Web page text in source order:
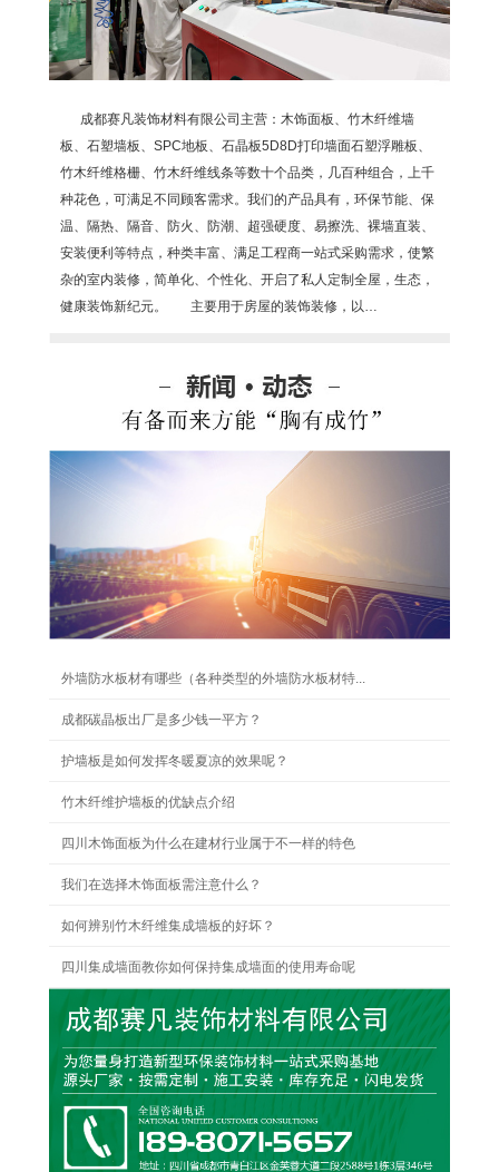
成都赛凡装饰材料有限公司主营：木饰面板、竹木纤维墙
板、石塑墙板、SPC地板、石晶板5D8D打印墙面石塑浮雕板、
竹木纤维格栅、竹木纤维线条等数十个品类，几百种组合，上千
种花色，可满足不同顾客需求。我们的产品具有，环保节能、保
温、隔热、隔音、防火、防潮、超强硬度、易擦洗、裸墙直装、
安装便利等特点，种类丰富、满足工程商一站式采购需求，使繁
杂的室内装修，简单化、个性化、开启了私人定制全屋，生态，
健康装饰新纪元。 主要用于房屋的装饰装修，以…
外墙防水板材有哪些（各种类型的外墙防水板材特...
成都碳晶板出厂是多少钱一平方？
护墙板是如何发挥冬暖夏凉的效果呢？
竹木纤维护墙板的优缺点介绍
四川木饰面板为什么在建材行业属于不一样的特色
我们在选择木饰面板需注意什么？
如何辨别竹木纤维集成墙板的好坏？
四川集成墙面教你如何保持集成墙面的使用寿命呢